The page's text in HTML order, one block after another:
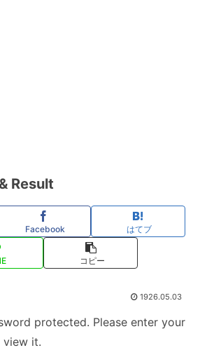
Result
Facebook はてブ
コピー
1926.05.03
protected. Please enter your
view it.